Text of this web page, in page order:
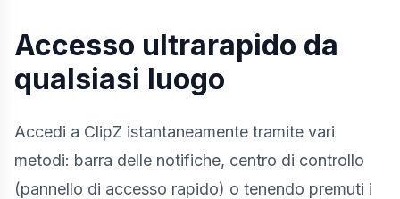
Accesso ultrarapido da
qualsiasi luogo
Accedi a ClipZ istantaneamente tramite vari
metodi: barra delle notifiche, centro di controllo
(pannello di accesso rapido) o tenendo premuti i